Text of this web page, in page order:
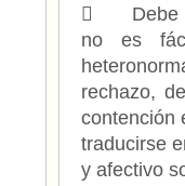
 Debe
no es
rechazo,
contención
traducirse
y afectivo